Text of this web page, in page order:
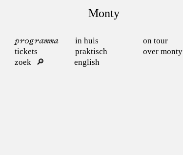
Monty
programma in huis
on tour
tickets
praktisch
over monty
zoek
english